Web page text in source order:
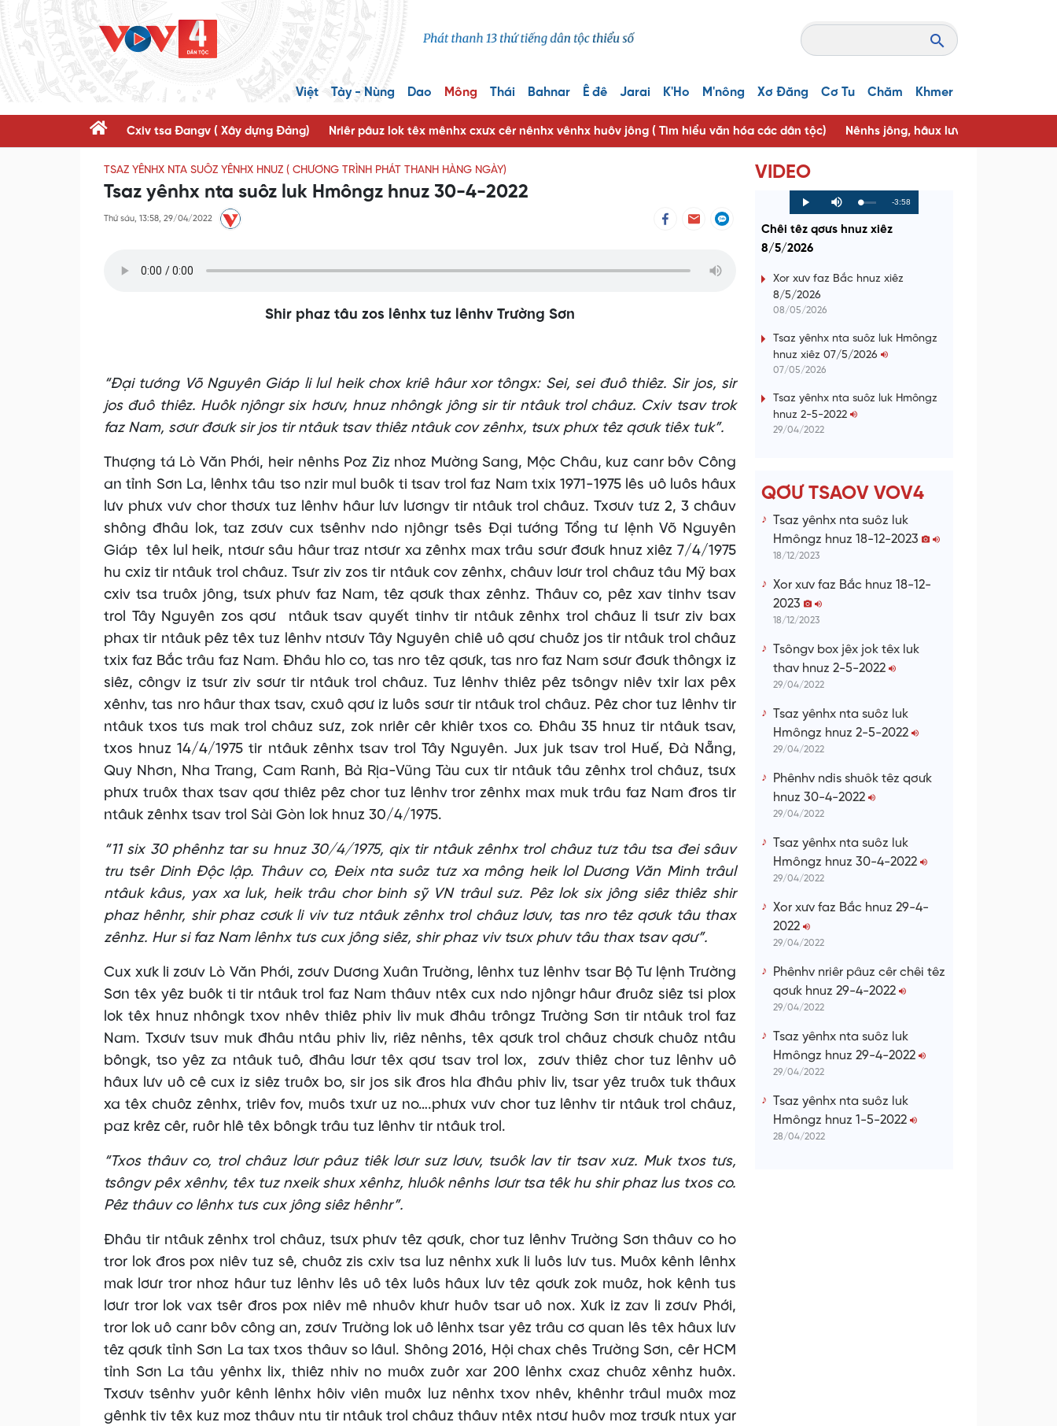
Việt Tày - Nùng Dao Mông Thái Bahnar Ê đê Jarai K'Ho M'nông Xơ Đăng Cơ Tu Chăm Khmer
Cxiv tsa Đangv ( Xây dựng Đảng) Nriêr pâuz lok têx mênhx cxưx cêr nênhx vênhx huôv jông ( Tìm hiểu văn hóa các dân tộc) Nênhs jông, hâux lưv jông ( Người
TSAZ YÊNHX NTA SUÔZ YÊNHX HNUZ ( CHƯƠNG TRÌNH PHÁT THANH HÀNG NGÀY)
Tsaz yênhx nta suôz luk Hmôngz hnuz 30-4-2022
Thứ sáu, 13:58, 29/04/2022
Shir phaz tâu zos lênhx tuz lênhv Trường Sơn
“Đại tướng Võ Nguyên Giáp li lul heik chox kriê hâur xor tôngx: Sei, sei đuô thiêz. Sir jos, sir
jos đuô thiêz. Huôk njôngr six hơưv, hnuz nhôngk jông sir tir ntâuk trol châuz. Cxiv tsav trok
faz Nam, sơưr đơưk sir jos tir ntâuk tsav thiêz ntâuk cov zênhx, tsưx phưx têz qơưk tiêx tuk”.
Thượng tá Lò Văn Phới, heir nênhs Poz Ziz nhoz Mường Sang, Mộc Châu, kuz canr bôv Công
an tỉnh Sơn La, lênhx tâu tso nzir mul buôk ti tsav trol faz Nam txix 1971-1975 lês uô luôs hâux
lưv phưx vưv chor thơưx tuz lênhv hâur lưv lươngv tir ntâuk trol châuz. Txơưv tưz 2, 3 châuv
shông đhâu lok, taz zơưv cux tsênhv ndo njôngr tsês Đại tướng Tổng tư lệnh Võ Nguyên
Giáp têx lul heik, ntơưr sâu hâur traz ntơưr xa zênhx max trâu sơưr đơưk hnuz xiêz 7/4/1975
hu cxiz tir ntâuk trol châuz. Tsưr ziv zos tir ntâuk cov zênhx, châuv lơưr trol châuz tâu Mỹ bax
cxiv tsa truôx jông, tsưx phưv faz Nam, têz qơưk thax zênhz. Thâuv co, pêz xav tinhv tsav
trol Tây Nguyên zos qơư ntâuk tsav quyết tinhv tir ntâuk zênhx trol châuz li tsưr ziv bax
phax tir ntâuk pêz têx tuz lênhv ntơưv Tây Nguyên chiê uô qơư chuôz jos tir ntâuk trol châuz
txix faz Bắc trâu faz Nam. Đhâu hlo co, tas nro têz qơưk, tas nro faz Nam sơưr đơưk thôngx iz
siêz, côngv iz tsưr ziv sơưr tir ntâuk trol châuz. Tuz lênhv thiêz pêz tsôngv niêv txir lax pêx
xênhv, tas nro hâur thax tsav, cxuô qơư iz luôs sơưr tir ntâuk trol châuz. Pêz chor tuz lênhv tir
ntâuk txos tưs mak trol châuz sưz, zok nriêr cêr khiêr txos co. Đhâu 35 hnuz tir ntâuk tsav,
txos hnuz 14/4/1975 tir ntâuk zênhx tsav trol Tây Nguyên. Jux juk tsav trol Huế, Đà Nẵng,
Quy Nhơn, Nha Trang, Cam Ranh, Bà Rịa-Vũng Tàu cux tir ntâuk tâu zênhx trol châuz, tsưx
phưx truôx thax tsav qơư thiêz pêz chor tuz lênhv tror zênhx max muk trâu faz Nam đros tir
ntâuk zênhx tsav trol Sài Gòn lok hnuz 30/4/1975.
“11 six 30 phênhz tar su hnuz 30/4/1975, qix tir ntâuk zênhx trol châuz tưz tâu tsa đei sâuv
tru tsêr Dinh Độc lập. Thâuv co, Đeix nta suôz tưz xa mông heik lol Dương Văn Minh trâul
ntâuk kâus, yax xa luk, heik trâu chor binh sỹ VN trâul sưz. Pêz lok six jông siêz thiêz shir
phaz hênhr, shir phaz cơưk li viv tưz ntâuk zênhx trol châuz lơưv, tas nro têz qơưk tâu thax
zênhz. Hur si faz Nam lênhx tưs cux jông siêz, shir phaz viv tsưx phưv tâu thax tsav qơư”.
Cux xưk li zơưv Lò Văn Phới, zơưv Dương Xuân Trường, lênhx tuz lênhv tsar Bộ Tư lệnh Trường
Sơn têx yêz buôk ti tir ntâuk trol faz Nam thâuv ntêx cux ndo njôngr hâur đruôz siêz tsi plox
lok têx hnuz nhôngk txov nhêv thiêz phiv liv muk đhâu trôngz Trường Sơn tir ntâuk trol faz
Nam. Txơưv tsuv muk đhâu ntâu phiv liv, riêz nênhs, têx qơưk trol châuz chơưk chuôz ntâu
bôngk, tso yêz za ntâuk tuô, đhâu lơưr têx qơư tsav trol lox, zơưv thiêz chor tuz lênhv uô
hâux lưv uô cê cux iz siêz truôx bo, sir jos sik đros hla đhâu phiv liv, tsar yêz truôx tuk thâux
xa têx chuôz zênhx, triêv fov, muôs txưr uz no….phưx vưv chor tuz lênhv tir ntâuk trol châuz,
paz krêz cêr, ruôr hlê têx bôngk trâu tuz lênhv tir ntâuk trol.
“Txos thâuv co, trol châuz lơưr pâuz tiêk lơưr sưz lơưv, tsuôk lav tir tsav xưz. Muk txos tưs,
tsôngv pêx xênhv, têx tuz nxeik shux xênhz, hluôk nênhs lơưr tsa têk hu shir phaz lus txos co.
Pêz thâuv co lênhx tưs cux jông siêz hênhr”.
Đhâu tir ntâuk zênhx trol châuz, tsưx phưv têz qơưk, chor tuz lênhv Trường Sơn thâuv co ho
tror lok đros pox niêv tuz sê, chuôz zis cxiv tsa luz nênhx xưk li luôs lưv tus. Muôx kênh lênhx
mak lơưr tror nhoz hâur tuz lênhv lês uô têx luôs hâux lưv têz qơưk zok muôz, hok kênh tus
lơưr tror lok vax tsêr đros pox niêv mê nhuôv khưr huôv tsar uô nox. Xưk iz zav li zơưv Phới,
tror lok uô canr bôv công an, zơưv Trường lok uô lênhx tsar yêz trâu cơ quan lês têx hâux lưv
têz qơưk tỉnh Sơn La tax txos thâuv so lâul. Shông 2016, Hội chax chês Trường Sơn, cêr HCM
tỉnh Sơn La tâu yênhx lix, thiêz nhiv no muôx zuôr xar 200 lênhx cxaz chuôz xênhz huôx.
Txơưv tsênhv yuôr kênh lênhx hôiv viên muôx luz nênhx txov nhêv, khênhr trâul muôx moz
gênhk tiv têx kuz moz thâuv ntu tir ntâuk trol châuz thâuv ntêx ntơư huôv moz trơưk ntux yar
VIDEO
P
l
y
M
u
e
L
o
d
P
r
g
0
%
R
e
a
i
e
-3:58
Chêi têz qơưs hnuz xiêz
8/5/2026
Xor xưv faz Bắc hnuz xiêz
8/5/2026
08/05/2026
Tsaz yênhx nta suôz luk Hmôngz
hnuz xiêz 07/5/2026
07/05/2026
Tsaz yênhx nta suôz luk Hmôngz
hnuz 2-5-2022
29/04/2022
QƠƯ TSAOV VOV4
Tsaz yênhx nta suôz luk
Hmôngz hnuz 18-12-2023
18/12/2023
Xor xưv faz Bắc hnuz 18-12-
2023
18/12/2023
Tsôngv box jêx jok têx luk
thav hnuz 2-5-2022
29/04/2022
Tsaz yênhx nta suôz luk
Hmôngz hnuz 2-5-2022
29/04/2022
Phênhv ndis shuôk têz qơưk
hnuz 30-4-2022
29/04/2022
Tsaz yênhx nta suôz luk
Hmôngz hnuz 30-4-2022
29/04/2022
Xor xưv faz Bắc hnuz 29-4-
2022
29/04/2022
Phênhv nriêr pâuz cêr chêi têz
qơưk hnuz 29-4-2022
29/04/2022
Tsaz yênhx nta suôz luk
Hmôngz hnuz 29-4-2022
29/04/2022
Tsaz yênhx nta suôz luk
Hmôngz hnuz 1-5-2022
28/04/2022